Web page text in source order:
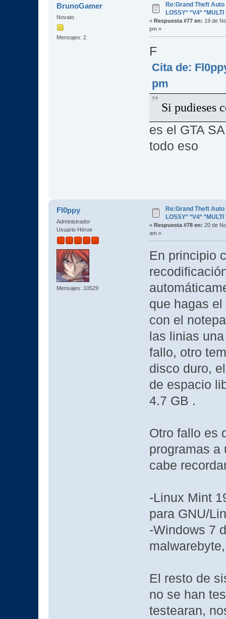
BrunoGamer
Novato
Mensajes: 2
Re:Grand Theft
LOSSY* *V4*
« Respuesta #77 en: 19 de
pm »
F
Cita de:
pm
Si pudieses
es el GTA
todo eso
Fl0ppy
Administrador
Usuario Héroe
Mensajes: 10529
Re:Grand Theft
LOSSY* *V4*
« Respuesta #78 en: 20 de
am »
En principio
que hagas
con el
las linias
fallo, otro
disco duro,
de espacio
4.7 GB .
Otro fallo es
programas a
cabe
-Linux Mint
para GNU/
-Windows 7
El resto de
no se han
testearan,